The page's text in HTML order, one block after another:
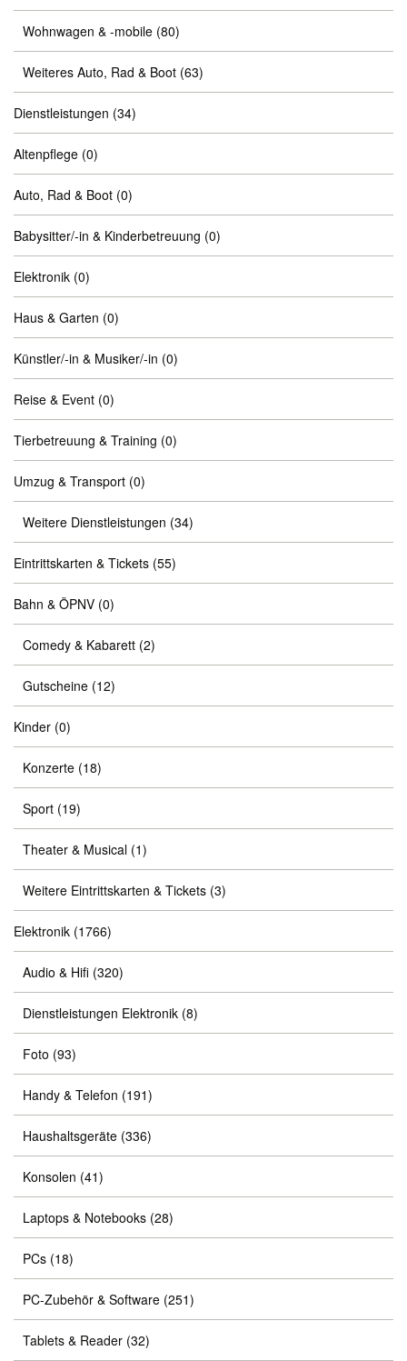
Wohnwagen & -mobile (80)
Weiteres Auto, Rad & Boot (63)
Dienstleistungen (34)
Altenpflege (0)
Auto, Rad & Boot (0)
Babysitter/-in & Kinderbetreuung (0)
Elektronik (0)
Haus & Garten (0)
Künstler/-in & Musiker/-in (0)
Reise & Event (0)
Tierbetreuung & Training (0)
Umzug & Transport (0)
Weitere Dienstleistungen (34)
Eintrittskarten & Tickets (55)
Bahn & ÖPNV (0)
Comedy & Kabarett (2)
Gutscheine (12)
Kinder (0)
Konzerte (18)
Sport (19)
Theater & Musical (1)
Weitere Eintrittskarten & Tickets (3)
Elektronik (1766)
Audio & Hifi (320)
Dienstleistungen Elektronik (8)
Foto (93)
Handy & Telefon (191)
Haushaltsgeräte (336)
Konsolen (41)
Laptops & Notebooks (28)
PCs (18)
PC-Zubehör & Software (251)
Tablets & Reader (32)